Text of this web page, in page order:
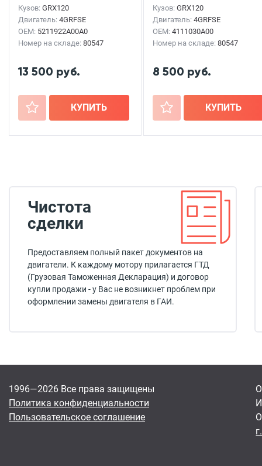
Кузов: GRX120
Двигатель: 4GRFSE
OEM: 5211922A00A0
Номер на складе: 80547
13 500 руб.
+ КУПИТЬ
Кузов: GRX120
Двигатель: 4GRFSE
OEM: 4111030A00
Номер на складе: 80547
8 500 руб.
+ КУПИТЬ
Чистота
сделки
Предоставляем полный пакет документов на
двигатели. К каждому мотору прилагается ГТД
(Грузовая Таможенная Декларация) и договор
купли продажи - у Вас не возникнет проблем при
оформлении замены двигателя в ГАИ.
1996—2026 Все права защищены
Политика конфиденциальности
Пользовательское соглашение